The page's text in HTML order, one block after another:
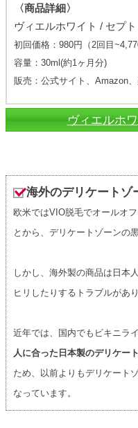
〈商品詳細〉
ヴィエルホワイト / セプト
初回価格：980円（2回目
容量：30ml(約1ヶ月分)
販売：公式サイト、Amazon
ヴィエルホ
海外のデリケートゾ
欧米ではVIO脱毛でオールオ
とから、デリケートゾーンの
しかし、海外製の商品は日本
ヒリしたりするトラブルがあり
近年では、国内でもビキニラ
人に合った日本製のデリケー
ため、以前よりもデリケート
なっています。